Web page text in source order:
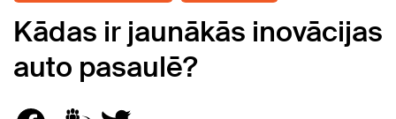
Kādas ir jaunākās inovācijas
auto pasaulē?